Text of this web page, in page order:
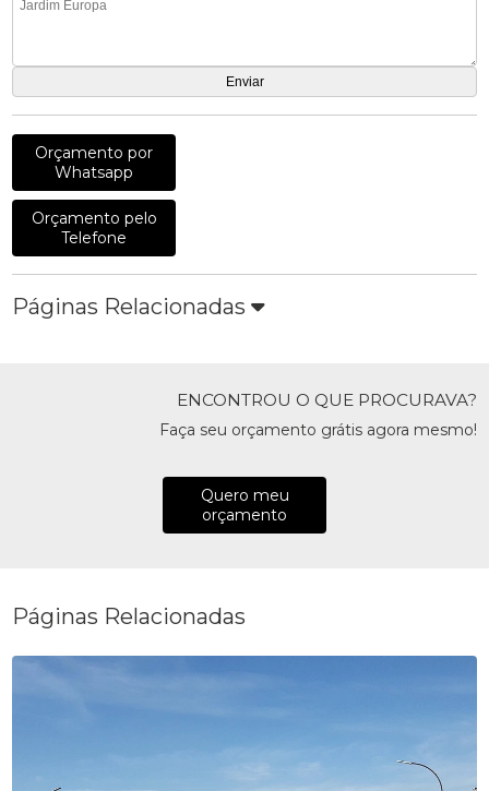
Orçamento por
Whatsapp
Orçamento pelo
Telefone
Páginas Relacionadas
ENCONTROU O QUE PROCURAVA?
Faça seu orçamento grátis agora mesmo!
Quero meu
orçamento
Páginas Relacionadas